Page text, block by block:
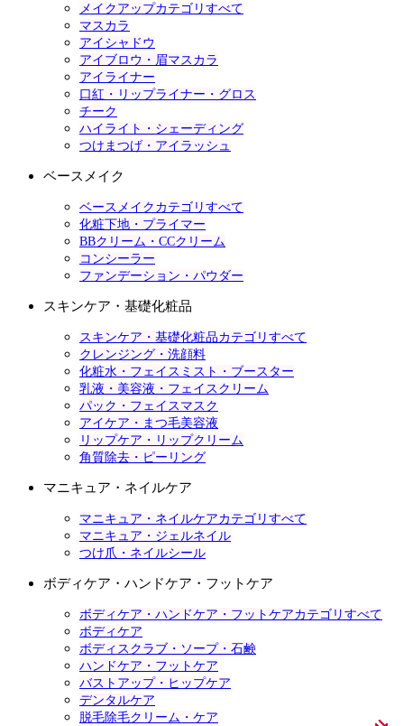
メイクアップカテゴリすべて
マスカラ
アイシャドウ
アイブロウ・眉マスカラ
アイライナー
口紅・リップライナー・グロス
チーク
ハイライト・シェーディング
つけまつげ・アイラッシュ
ベースメイク
ベースメイクカテゴリすべて
化粧下地・プライマー
BBクリーム・CCクリーム
コンシーラー
ファンデーション・パウダー
スキンケア・基礎化粧品
スキンケア・基礎化粧品カテゴリすべて
クレンジング・洗顔料
化粧水・フェイスミスト・ブースター
乳液・美容液・フェイスクリーム
パック・フェイスマスク
アイケア・まつ毛美容液
リップケア・リップクリーム
角質除去・ピーリング
マニキュア・ネイルケア
マニキュア・ネイルケアカテゴリすべて
マニキュア・ジェルネイル
つけ爪・ネイルシール
ボディケア・ハンドケア・フットケア
ボディケア・ハンドケア・フットケアカテゴリすべて
ボディケア
ボディスクラブ・ソープ・石鹸
ハンドケア・フットケア
バストアップ・ヒップケア
デンタルケア
脱毛除毛クリーム・ケア